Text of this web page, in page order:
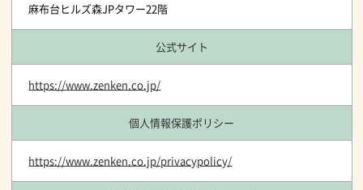
麻布台ヒルズ森JPタワー22階
公式サイト
https://www.zenken.co.jp/
個人情報保護ポリシー
https://www.zenken.co.jp/privacypolicy/